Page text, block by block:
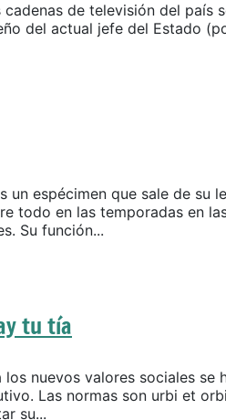
de televisión del país
del actual jefe del Estado
un espécimen que sale de su
todo en las temporadas en
Su función...
tu tía
nuevos valores sociales se
Las normas son urbi et
su...